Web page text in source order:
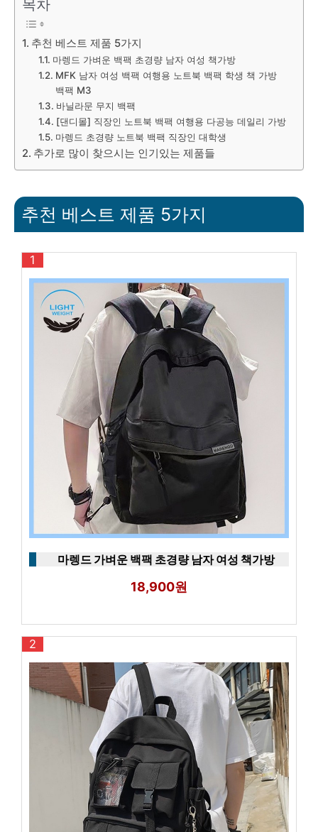
목차
추천 베스트 제품 5가지
마렝드 가벼운 백팩 초경량 남자 여성 책가방
MFK 남자 여성 백팩 여행용 노트북 백팩 학생 책 가방
백팩 M3
바닐라문 무지 백팩
[댄디몰] 직장인 노트북 백팩 여행용 다공능 데일리 가방
마렝드 초경량 노트북 백팩 직장인 대학생
추가로 많이 찾으시는 인기있는 제품들
추천 베스트 제품 5가지
1
마렝드 가벼운 백팩 초경량 남자 여성 책가방
18,900원
2